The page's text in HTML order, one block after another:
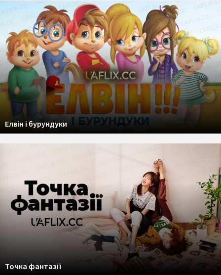
Елвін і бурундуки
Точка фантазії